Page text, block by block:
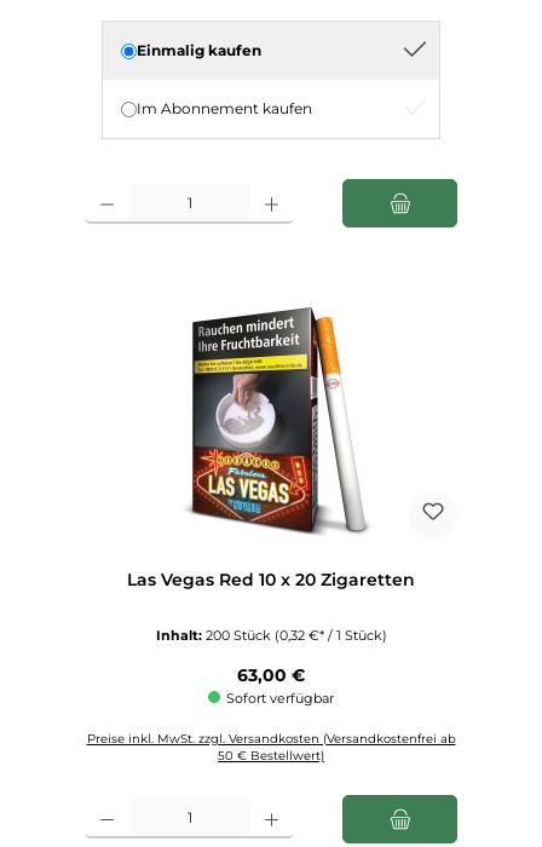
Einmalig kaufen
Im Abonnement kaufen
Produkt Anzahl: Gib den gewünschten Wert ein oder benutze die
Las Vegas Red 10 x 20 Zigaretten
Inhalt: 200 Stück (0,32 €* / 1 Stück)
Regulärer Preis:
63,00 €
Sofort verfügbar
Preise inkl. MwSt. zzgl. Versandkosten (Versandkostenfrei ab
50 € Bestellwert)
Produkt Anzahl: Gib den gewünschten Wert ein oder benutze die